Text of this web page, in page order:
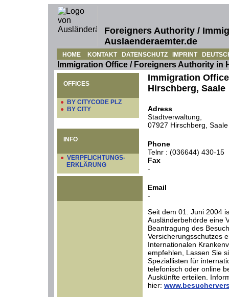
Foreigners Authority /
Auslaenderaemter.de
HOME KONTAKT DATENSCHUTZ IMPRINT
Immigration Office / Foreigners Authority in
OFFICES
● BY CITYCODE PLZ
● BY CITY
INFO
● VERPFLICHTUNGS-
ERKLÄRUNG
Immigration
Hirschberg, Saale
Adress
Stadtverwaltung,
07927 Hirschberg, Saale
Phone
Telnr : (036644) 430-15
Fax
-
Email
-
Seit dem 01. Juni 2004
Ausländerbehörde eine
Beantragung des
Versicherungsschutzes
Internationalen
empfehlen, Lassen Sie
Speziallisten für
telefonisch oder online
Auskünfte erteilen.
hier: